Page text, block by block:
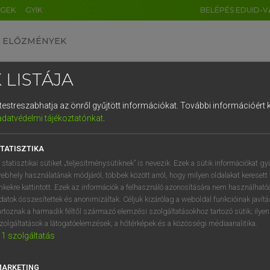
GYIK BELÉPÉS EDUID-
ELŐZMÉNYEK
egyetemes nagyszótár
VAN ELŐFIZETÉSED?
megtekintéséhez.
LISTÁJA
az önről gyűjtött információkat. További információért
tájékoztatónkat.
statisztikai sütiket „teljesítménysütiknek” is nevezik. Ezek a sütik információkat
használatának módjáról, többek között arról, hogy milyen oldalakat keresett
kattintott. Ezek az információk a felhasználó azonosítására nem
összesítettek és anonimizáltak. Céljuk kizárólag a weboldal funkcióinak
a harmadik féltől származó elemzési szolgáltatásokhoz tartozó sütik;
a látogatóelemzések, a hőtérképek és a közösségi médiaanalitika.
1 szolgáltatás
DE CN FR ES IT NL
1 2 3 4 5 6 7 8 9
q w e r t z u i
a s d f g h j k l é
í y x c v b n m , .